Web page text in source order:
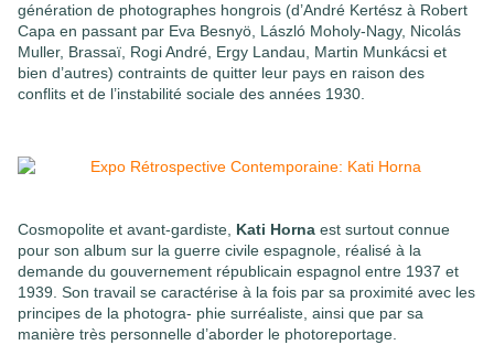
génération de photographes hongrois (d’André Kertész à Robert
Capa en passant par Eva Besnyö, László Moholy-Nagy, Nicolás
Muller, Brassaï, Rogi André, Ergy Landau, Martin Munkácsi et
bien d’autres) contraints de quitter leur pays en raison des
conflits et de l’instabilité sociale des années 1930.
Cosmopolite et avant-gardiste, Kati Horna est surtout connue
pour son album sur la guerre civile espagnole, réalisé à la
demande du gouvernement républicain espagnol entre 1937 et
1939. Son travail se caractérise à la fois par sa proximité avec les
principes de la photogra- phie surréaliste, ainsi que par sa
manière très personnelle d’aborder le photoreportage.